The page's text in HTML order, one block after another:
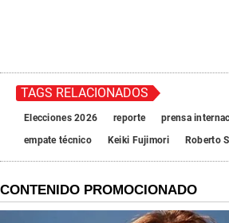
TAGS RELACIONADOS
Elecciones 2026 reporte
prensa
empate técnico
Keiki Fujimori Roberto